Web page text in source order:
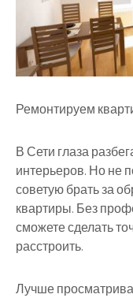
Ремонтируем
В Сети глаза
интерьеров. Но не
советую брать за
квартиры. Без
сможете сделать
расстроить.
Лучше